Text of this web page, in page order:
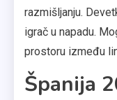
razmišljanju.
igrač u napadu.
prostoru između
Španija